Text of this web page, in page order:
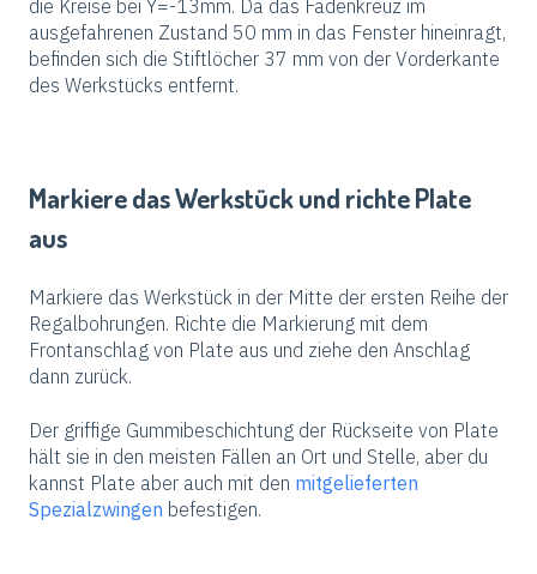
die Kreise bei Y=-13mm. Da das Fadenkreuz im
ausgefahrenen Zustand 50 mm in das Fenster hineinragt,
befinden sich die Stiftlöcher 37 mm von der Vorderkante
des Werkstücks entfernt.
Markiere das Werkstück und richte Plate
aus
Markiere das Werkstück in der Mitte der ersten Reihe der
Regalbohrungen. Richte die Markierung mit dem
Frontanschlag von Plate aus und ziehe den Anschlag
dann zurück.
Der griffige Gummibeschichtung der Rückseite von Plate
hält sie in den meisten Fällen an Ort und Stelle, aber du
kannst Plate aber auch mit den mitgelieferten
Spezialzwingen befestigen.